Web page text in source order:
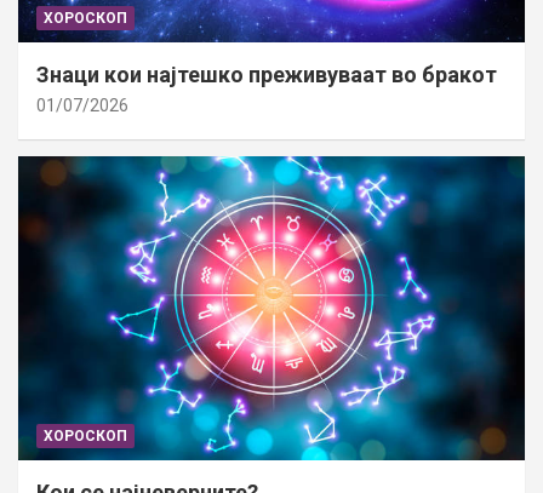
ХОРОСКОП
Знаци кои најтешко преживуваат во бракот
01/07/2026
ХОРОСКОП